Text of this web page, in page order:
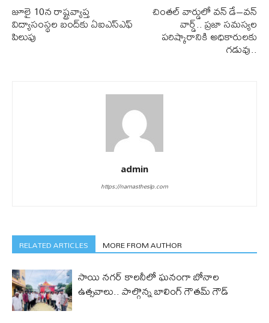
జూలై 10న‌ రాష్ట్రవ్యాప్త
విద్యాసంస్థల బంద్‌కు ఏఐఎస్ఎఫ్
పిలుపు
చింతల్ వార్డులో వన్ డే–వన్
వార్డ్.. ప్రజా సమస్యల
పరిష్కారానికి అధికారులకు
గడువు..
admin
https://namastheslp.com
RELATED ARTICLES MORE FROM AUTHOR
సాయి నగర్ కాలనీలో ఘనంగా బోనాల
ఉత్సవాలు.. పాల్గొన్న బాలింగ్ గౌతమ్ గౌడ్